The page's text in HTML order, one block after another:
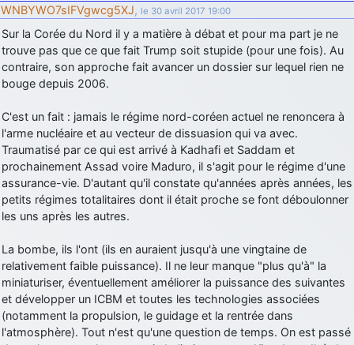
WNBYWO7sIFVgwcg5XJ, le 30 avril 2017 19:00
Sur la Corée du Nord il y a matière à débat et pour ma part je ne
trouve pas que ce que fait Trump soit stupide (pour une fois). Au
contraire, son approche fait avancer un dossier sur lequel rien ne
bouge depuis 2006.
C'est un fait : jamais le régime nord-coréen actuel ne renoncera à
l'arme nucléaire et au vecteur de dissuasion qui va avec.
Traumatisé par ce qui est arrivé à Kadhafi et Saddam et
prochainement Assad voire Maduro, il s'agit pour le régime d'une
assurance-vie. D'autant qu'il constate qu'années après années, les
petits régimes totalitaires dont il était proche se font déboulonner
les uns après les autres.
La bombe, ils l'ont (ils en auraient jusqu'à une vingtaine de
relativement faible puissance). Il ne leur manque "plus qu'à" la
miniaturiser, éventuellement améliorer la puissance des suivantes
et développer un ICBM et toutes les technologies associées
(notamment la propulsion, le guidage et la rentrée dans
l'atmosphère). Tout n'est qu'une question de temps. On est passé